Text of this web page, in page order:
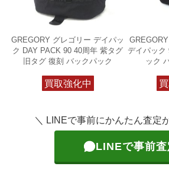
GREGORY グレゴリー デイパッ
ク DAY PACK 90 40周年 紫タグ
旧タグ 復刻 バックパック
買取強化中
デイパック
ック
＼ LINEで事前にかんたん査定
LINEで事前査